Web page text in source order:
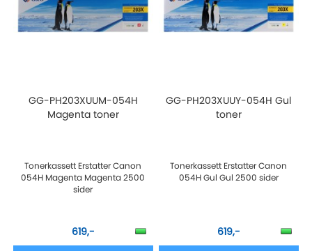
GG-PH203XUUM-054H
Magenta toner
Tonerkassett Erstatter Canon
054H Magenta Magenta 2500
sider
619,-
GG-PH203XUUY-054H Gul
toner
Tonerkassett Erstatter Canon
054H Gul Gul 2500 sider
619,-